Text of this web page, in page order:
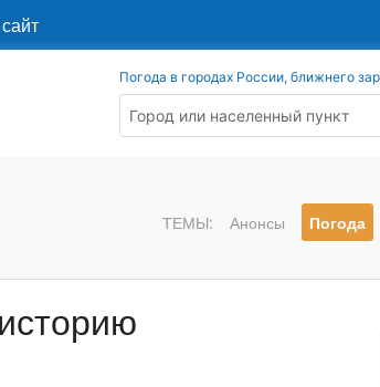
Погода в городах России, ближнего
ТЕМЫ: Анонсы Погода